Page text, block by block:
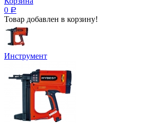
0 Р
Товар добавлен в корзину!
Инструмент